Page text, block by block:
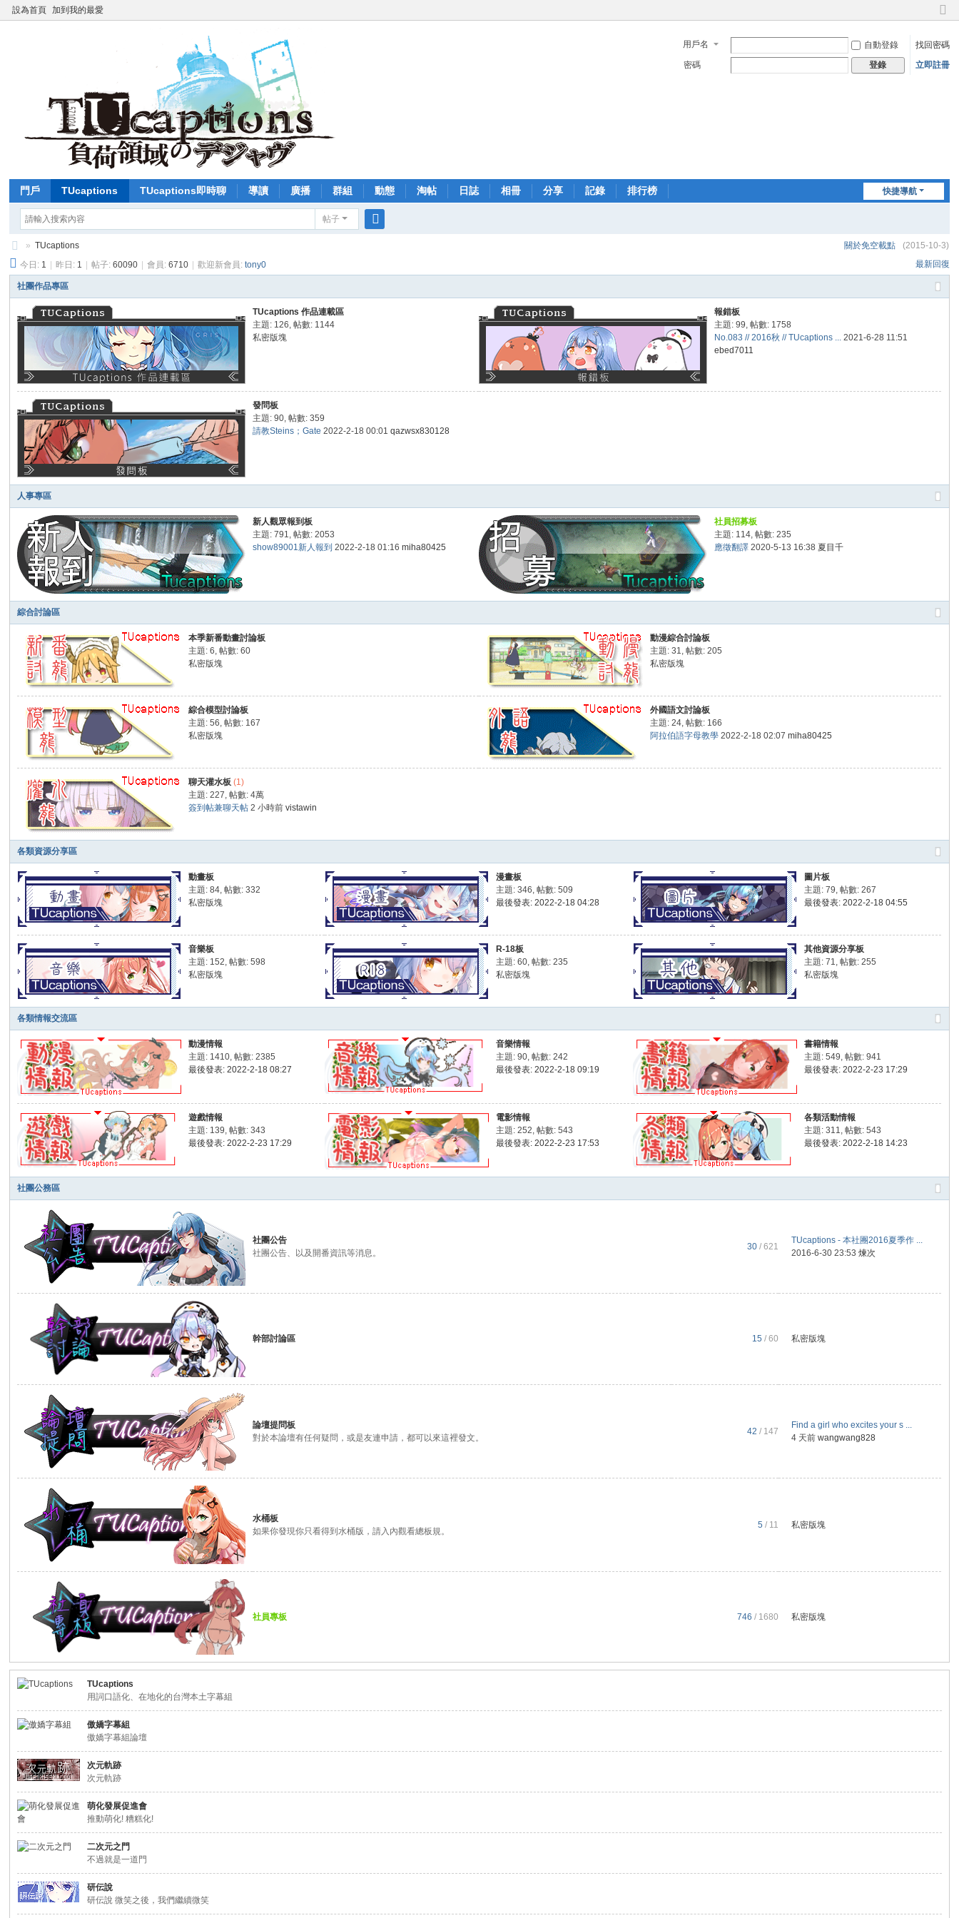
設為首頁 加到我的最愛
切
到
窄
用戶名 自動登錄
找回密碼
密碼
登錄 立即註冊
快捷導航
門戶 TUcaptions TUcaptions即時聊 導讀 廣播 群組 動態 淘帖 日誌 相冊 分享 記錄 排行榜
帖子
關於免空載點 (2015-10-3)
T
U
» TUcaptions
今日: 1 昨日: 1 帖子:60090 會員:6710 歡迎新會員:tony0 最新回復
社團作品專區
TUcaptions 作品連載區
主題: 126,帖數: 1144
私密版塊
報錯板
主題: 99,帖數: 1758
No.083 // 2016秋 // TUcaptions ... 2021-6-28 11:51
ebed7011
發問板
主題: 90,帖數: 359
請教Steins；Gate 2022-2-18 00:01qazwsx830128
人事專區
新人觀眾報到板
主題: 791,帖數: 2053
show89001新人報到 2022-2-18 01:16miha80425
社員招募板
主題: 114,帖數: 235
應徵翻譯 2020-5-13 16:38夏目千
綜合討論區
本季新番動畫討論板
主題: 6,帖數: 60
私密版塊
動漫綜合討論板
主題: 31,帖數: 205
私密版塊
綜合模型討論板
主題: 56,帖數: 167
私密版塊
外國語文討論板
主題: 24,帖數: 166
阿拉伯語字母教學 2022-2-18 02:07miha80425
聊天灌水板 (1)
主題: 227,帖數:4萬
簽到帖兼聊天帖 2 小時前 vistawin
各類資源分享區
動畫板
主題: 84,帖數: 332
私密版塊
漫畫板
主題: 346,帖數: 509
最後發表: 2022-2-18 04:28
圖片板
主題: 79,帖數: 267
最後發表: 2022-2-18 04:55
音樂板
主題: 152,帖數: 598
私密版塊
R-18板
主題: 60,帖數: 235
私密版塊
其他資源分享板
主題: 71,帖數: 255
私密版塊
各類情報交流區
動漫情報
主題: 1410,帖數: 2385
最後發表: 2022-2-18 08:27
音樂情報
主題: 90,帖數: 242
最後發表: 2022-2-18 09:19
書籍情報
主題: 549,帖數: 941
最後發表: 2022-2-23 17:29
遊戲情報
主題: 139,帖數: 343
最後發表: 2022-2-23 17:29
電影情報
主題: 252,帖數: 543
最後發表: 2022-2-23 17:53
各類活動情報
主題: 311,帖數: 543
最後發表: 2022-2-18 14:23
社團公務區
社團公告
社團公告、以及開番資訊等消息。
30 / 621
TUcaptions - 本社團2016夏季作 ...
2016-6-30 23:53煉次
幹部討論區 15 / 60 私密版塊
論壇提問板
對於本論壇有任何疑問，或是友連申請，都可以來這裡發文。
42 / 147
Find a girl who excites your s ...
4 天前 wangwang828
水桶板
如果你發現你只看得到水桶版，請入內觀看總板規。
5 / 11 私密版塊
社員專板 746 / 1680 私密版塊
TUcaptions
用詞口語化、在地化的台灣本土字幕組
傲嬌字幕組
傲嬌字幕組論壇
次元軌跡
次元軌跡
萌化發展促進會
推動萌化! 糟糕化!
二次元之門
不過就是一道門
研伝說
研伝說 微笑之後，我們繼續微笑